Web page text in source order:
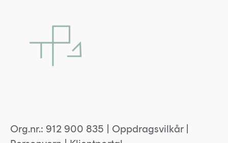
Org.nr.: 912 900 835 | Oppdragsvilkår|